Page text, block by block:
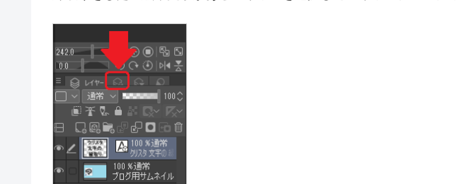
境界効果で縁取りをする
レイヤープロパティの境界線効果を使うと絵や文字の縁取りができる。